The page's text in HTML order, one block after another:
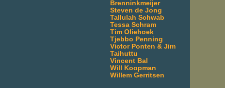
Brenninkmeijer
Steven de Jong
Tallulah Schwab
Tessa Schram
Tim Oliehoek
Tjebbo Penning
Victor Ponten & Jim
Taihuttu
Vincent Bal
Will Koopman
Willem Gerritsen